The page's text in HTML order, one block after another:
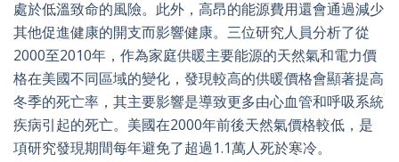
處於低溫致命的風險。此外，高昂的能源費用還會通過減少
其他促進健康的開支而影響健康。三位研究人員分析了從
2000至2010年，作為家庭供暖主要能源的天然氣和電力價
格在美國不同區域的變化，發現較高的供暖價格會顯著提高
冬季的死亡率，其主要影響是導致更多由心血管和呼吸系統
疾病引起的死亡。美國在2000年前後天然氣價格較低，是
項研究發現期間每年避免了超過1.1萬人死於寒冷。